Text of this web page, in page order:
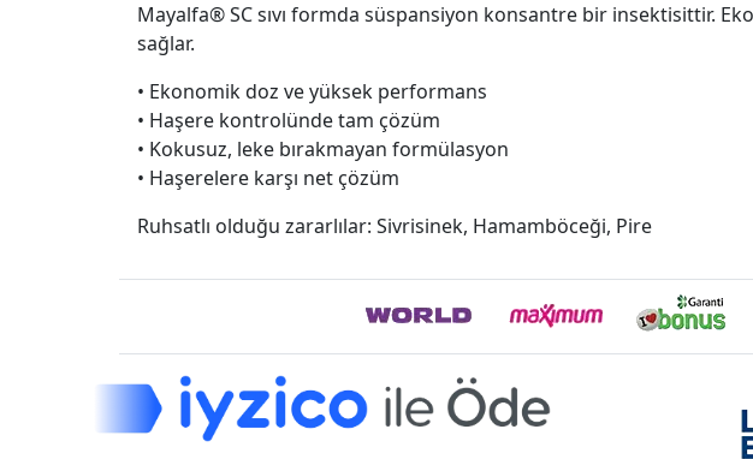
Mayalfa® SC sıvı formda süspansiyon konsantre bir insektisittir.
sağlar.
• Ekonomik doz ve yüksek performans
• Haşere kontrolünde tam çözüm
• Kokusuz, leke bırakmayan formülasyon
• Haşerelere karşı net çözüm
Ruhsatlı olduğu zararlılar: Sivrisinek, Hamamböceği, Pire